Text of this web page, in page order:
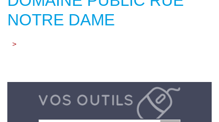
NOTRE DAME
>